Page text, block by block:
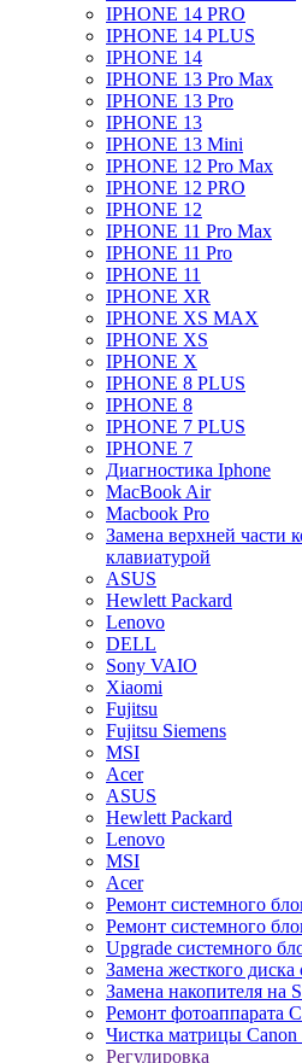
IPHONE 14 PRO
IPHONE 14 PLUS
IPHONE 14
IPHONE 13 Pro Max
IPHONE 13 Pro
IPHONE 13
IPHONE 13 Mini
IPHONE 12 Pro Max
IPHONE 12 PRO
IPHONE 12
IPHONE 11 Pro Max
IPHONE 11 Pro
IPHONE 11
IPHONE XR
IPHONE XS MAX
IPHONE XS
IPHONE X
IPHONE 8 PLUS
IPHONE 8
IPHONE 7 PLUS
IPHONE 7
Диагностика Iphone
MacBook Air
Macbook Pro
Замена верхней части
клавиатурой
ASUS
Hewlett Packard
Lenovo
DELL
Sony VAIO
Xiaomi
Fujitsu
Fujitsu Siemens
MSI
Acer
ASUS
Hewlett Packard
Lenovo
MSI
Acer
Ремонт системного
Ремонт системного
Upgrade системного
Замена жесткого диска
Замена накопителя на
Ремонт фотоаппарата
Чистка матрицы Canon
Регулировка